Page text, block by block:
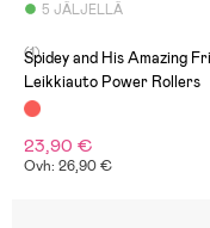
5 JÄLJELLÄ
(1)
Spidey and His Amazing
Leikkiauto Power Rollers
23,90 €
Ovh: 26,90 €